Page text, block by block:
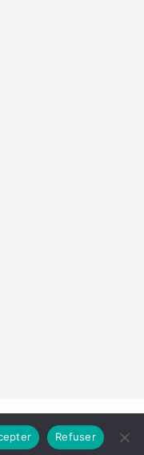
de Madame
Refuser